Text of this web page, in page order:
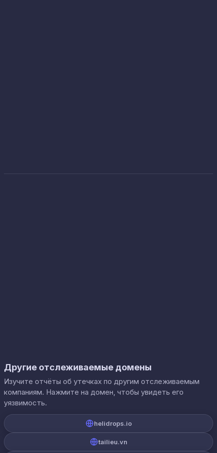
Другие отслеживаемые домены
Изучите отчёты об утечках по другим отслеживаемым
компаниям. Нажмите на домен, чтобы увидеть его
уязвимость.
helidrops.io
tailieu.vn